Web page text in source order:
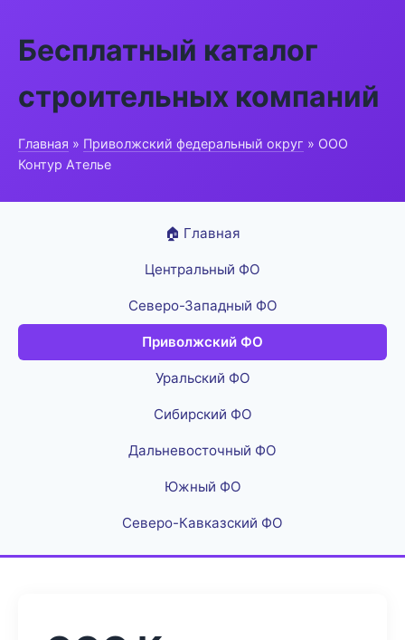
Бесплатный каталог
строительных компаний
Главная » Приволжский федеральный округ » ООО
Контур Ателье
🏠 Главная
Центральный ФО
Северо-Западный ФО
Приволжский ФО
Уральский ФО
Сибирский ФО
Дальневосточный ФО
Южный ФО
Северо-Кавказский ФО